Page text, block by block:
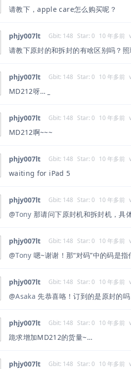
请教下，apple care怎么购买呢？
phjy007lt Gbit: 148 Star: 0 10 年多前
请教下原封的和拆封的有啥区别吗？
phjy007lt Gbit: 148 Star: 0 10 年多前
MD212呀…
phjy007lt Gbit: 148 Star: 0 10 年多前
MD212啊~~~
phjy007lt Gbit: 148 Star: 0 10 年多前
waiting for iPad 5
phjy007lt Gbit: 148 Star: 0 10 年多前
@Tony 那请问下原封机和拆封机，具
phjy007lt Gbit: 148 Star: 0 10 年多前
@Tony 嗯~谢谢！那“对码”中的码是指
phjy007lt Gbit: 148 Star: 0 10 年多前
@Asaka 先恭喜咯！订到的是原封的吗
phjy007lt Gbit: 148 Star: 0 10 年多前
跪求增加MD212的货量~…
phjy007lt Gbit: 148 Star: 0 10 年多前